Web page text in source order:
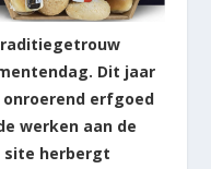
Dit jaar
erfgoed
werken aan de
site herbergt